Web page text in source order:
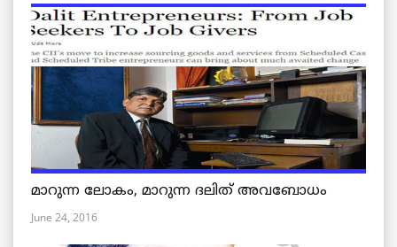
മാറുന്ന ലോകം, മാറുന്ന ദലിത് അവബോധം
June 24, 2016